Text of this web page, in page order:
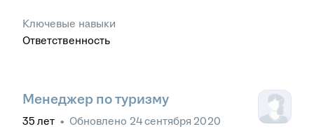
Ключевые навыки
Ответственность
Менеджер по туризму
35 лет • Обновлено 24 сентября 2020